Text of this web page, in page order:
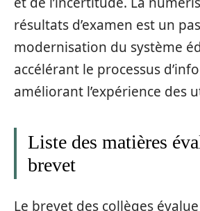
résultats d’examen est un
modernisation du système
accélérant le processus
améliorant l’expérience des
Liste des matières
brevet
Le brevet des collèges